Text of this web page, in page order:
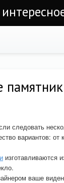
следовать
вариантов: от
изготавливаются
ваше